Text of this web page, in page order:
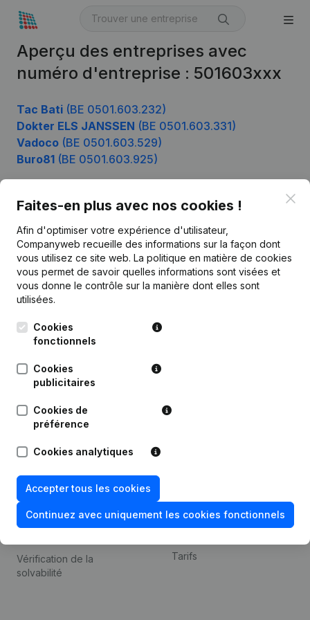
Aperçu des entreprises avec
numéro d'entreprise : 501603xxx
Tac Bati (BE 0501.603.232)
Dokter ELS JANSSEN (BE 0501.603.331)
Vadoco (BE 0501.603.529)
Buro81 (BE 0501.603.925)
Faites-en plus avec nos cookies !
Afin d'optimiser votre expérience d'utilisateur,
Companyweb recueille des informations sur la façon dont
vous utilisez ce site web. La politique en matière de cookies
vous permet de savoir quelles informations sont visées et
vous donne le contrôle sur la manière dont elles sont
utilisées.
Cookies
fonctionnels
Cookies
publicitaires
Cookies de
préférence
Cookies analytiques
Accepter tous les cookies
Continuez avec uniquement les cookies fonctionnels
Français
Leuvensesteenweg
248D,
Produit
Informations d’entreprise
Monitoring
Recherche internationale
Thème
de la fraude
Consulter des comptes
annuels
Recherche de numéro de
Vérification de la
solvabilité
Contact
Tarifs